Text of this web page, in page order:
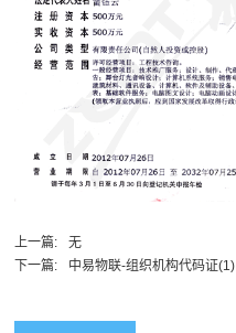
上一篇:
无
下一篇:
中易物联-组织机构代码证(1)